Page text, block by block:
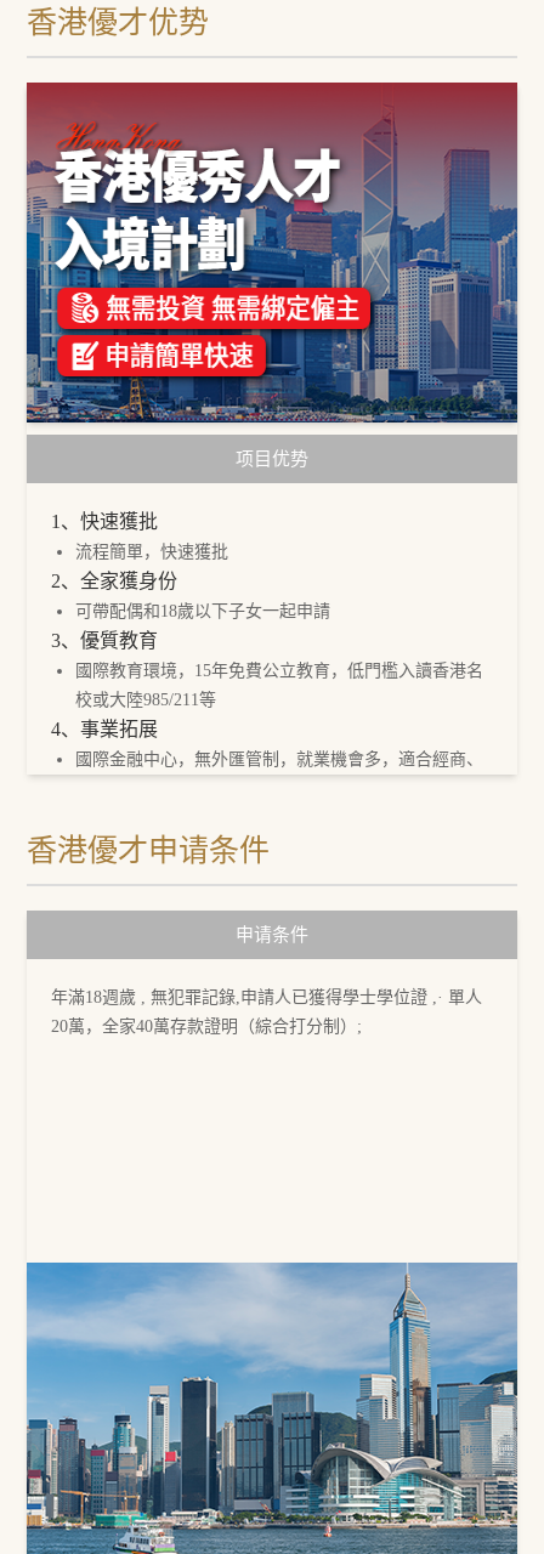
香港優才优势
项目优势
1、快速獲批
流程簡單，快速獲批
2、全家獲身份
可帶配偶和18歲以下子女一起申請
3、優質教育
國際教育環境，15年免費公立教育，低門檻入讀香港名
校或大陸985/211等
4、事業拓展
國際金融中心，無外匯管制，就業機會多，適合經商、
醫療體系非常完善，技術先進，低價享受高質量的醫療
6、社會福利
享受各種社會福利，包括養老津貼、高齡津貼等
7、稅收優惠
稅制寬鬆，無雙重徵稅
8、身份備用
香港優才申请条件
申请条件
年滿18週歲 , 無犯罪記錄,申請人已獲得學士學位證 ,· 單人
20萬，全家40萬存款證明（綜合打分制）;